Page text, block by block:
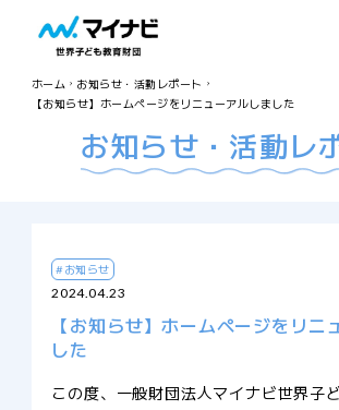
ホーム
お知らせ・活動レポート
【お知らせ】ホームページをリニューアルしました
お知らせ・活動レ
#お知らせ
2024.04.23
【お知らせ】ホームページをリニ
した
この度、一般財団法人マイナビ世界子